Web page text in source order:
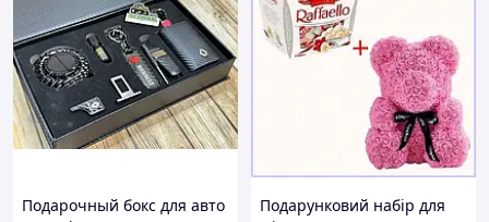
Подарочный бокс для авто
Подарунковий набір для